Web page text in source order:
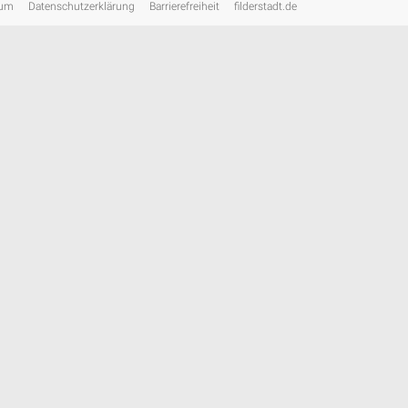
Datenschutzerklärung Barrierefreiheit filderstadt.de